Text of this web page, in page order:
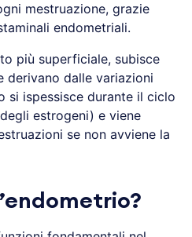
mestruazione, grazie
endometriali.
più superficiale, subisce
derivano dalle variazioni
si ispessisce durante il ciclo
estrogeni) e viene
se non avviene la